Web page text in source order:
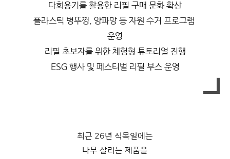
다회용기를 활용한 리필 구매 문화 확산
플라스틱 병뚜껑, 양파망 등 자원 수거 프로그램
운영
리필 초보자를 위한 체험형 튜토리얼 진행
ESG 행사 및 페스티벌 리필 부스 운영
최근 26년 식목일에는
나무 살리는 제품을